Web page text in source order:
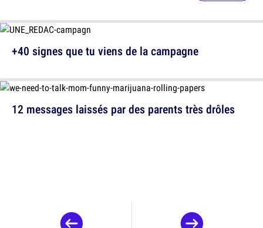
12 messages laissés par des parents très drôles
+40 signes que tu viens de la campagne